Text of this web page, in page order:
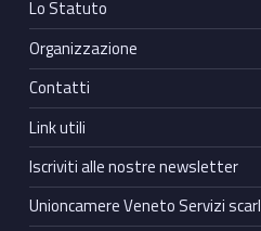
Lo Statuto
Organizzazione
Contatti
Link utili
Iscriviti alle nostre newsletter
Unioncamere Veneto Servizi scarl